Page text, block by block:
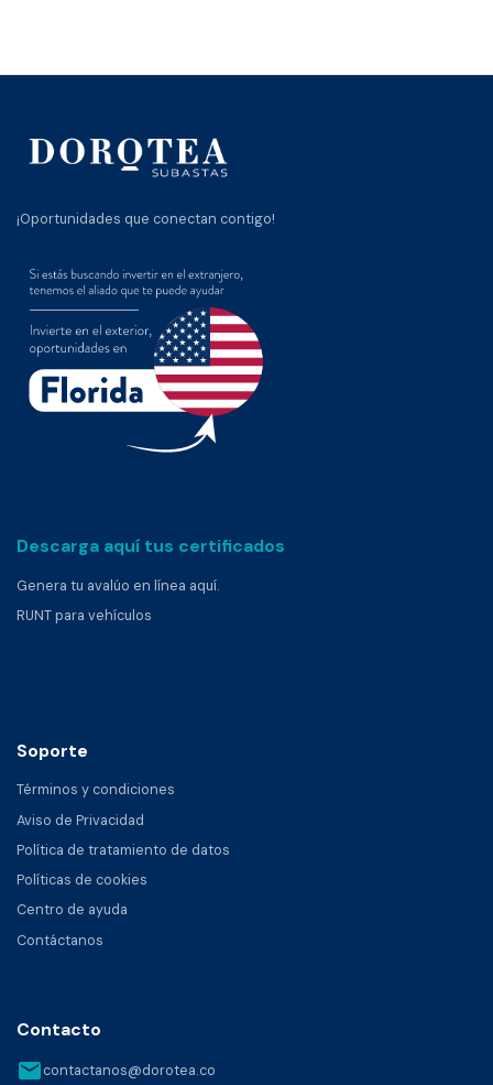
¡Oportunidades que conectan contigo!
Descarga aquí tus certificados
Genera tu avalúo en línea aquí.
RUNT para vehículos
Soporte
Términos y condiciones
Aviso de Privacidad
Política de tratamiento de datos
Políticas de cookies
Centro de ayuda
Contáctanos
Contacto
emailcontactanos@dorotea.co